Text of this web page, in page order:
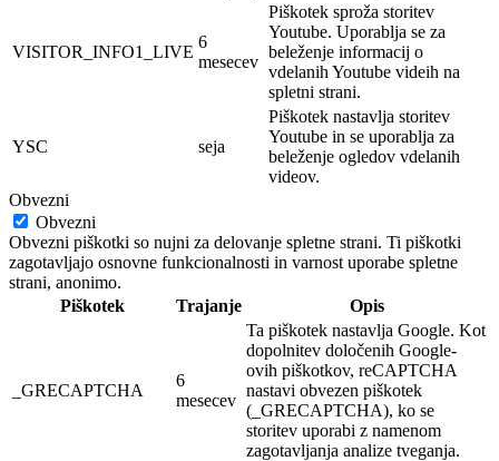
VISITOR_INFO1_LIVE
6
mesecev
Piškotek sproža storitev
Youtube. Uporablja se za
beleženje informacij o
vdelanih Youtube videih na
spletni strani.
YSC seja
Piškotek nastavlja storitev
Youtube in se uporablja za
beleženje ogledov vdelanih
videov.
Obvezni
Obvezni
Obvezni piškotki so nujni za delovanje spletne strani. Ti piškotki
zagotavljajo osnovne funkcionalnosti in varnost uporabe spletne
strani, anonimo.
Piškotek
Trajanje Opis
_GRECAPTCHA
6
mesecev
Ta piškotek nastavlja Google. Kot
dopolnitev določenih Google-
ovih piškotkov, reCAPTCHA
nastavi obvezen piškotek
(_GRECAPTCHA), ko se
storitev uporabi z namenom
zagotavljanja analize tveganja.